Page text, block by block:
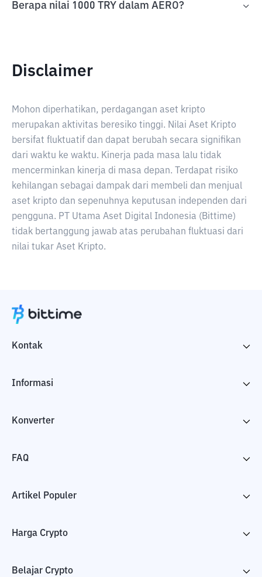
Berapa nilai 1000 TRY dalam AERO?
Disclaimer
Mohon diperhatikan, perdagangan aset kripto
merupakan aktivitas beresiko tinggi. Nilai Aset Kripto
bersifat fluktuatif dan dapat berubah secara signifikan
dari waktu ke waktu. Kinerja pada masa lalu tidak
mencerminkan kinerja di masa depan. Terdapat risiko
kehilangan sebagai dampak dari membeli dan menjual
aset kripto dan sepenuhnya keputusan independen dari
pengguna. PT Utama Aset Digital Indonesia (Bittime)
tidak bertanggung jawab atas perubahan fluktuasi dari
nilai tukar Aset Kripto.
Kontak
Informasi
Konverter
FAQ
Artikel Populer
Harga Crypto
Belajar Crypto